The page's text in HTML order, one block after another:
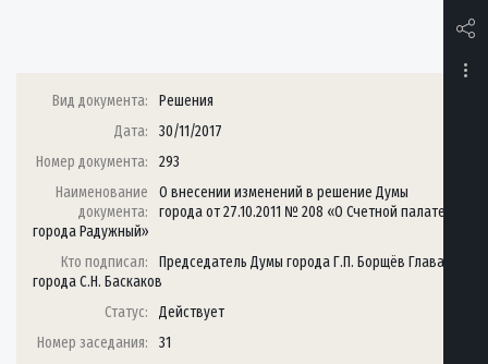
Вид документа:
Решения
Дата:
30/11/2017
Номер документа:
293
Наименование
документа:
О внесении изменений в решение Думы
города от 27.10.2011 № 208 «О Счетной палате
города Радужный»
Кто подписал:
Председатель Думы города Г.П. Борщёв Глава
города С.Н. Баскаков
Статус:
Действует
Номер заседания:
31